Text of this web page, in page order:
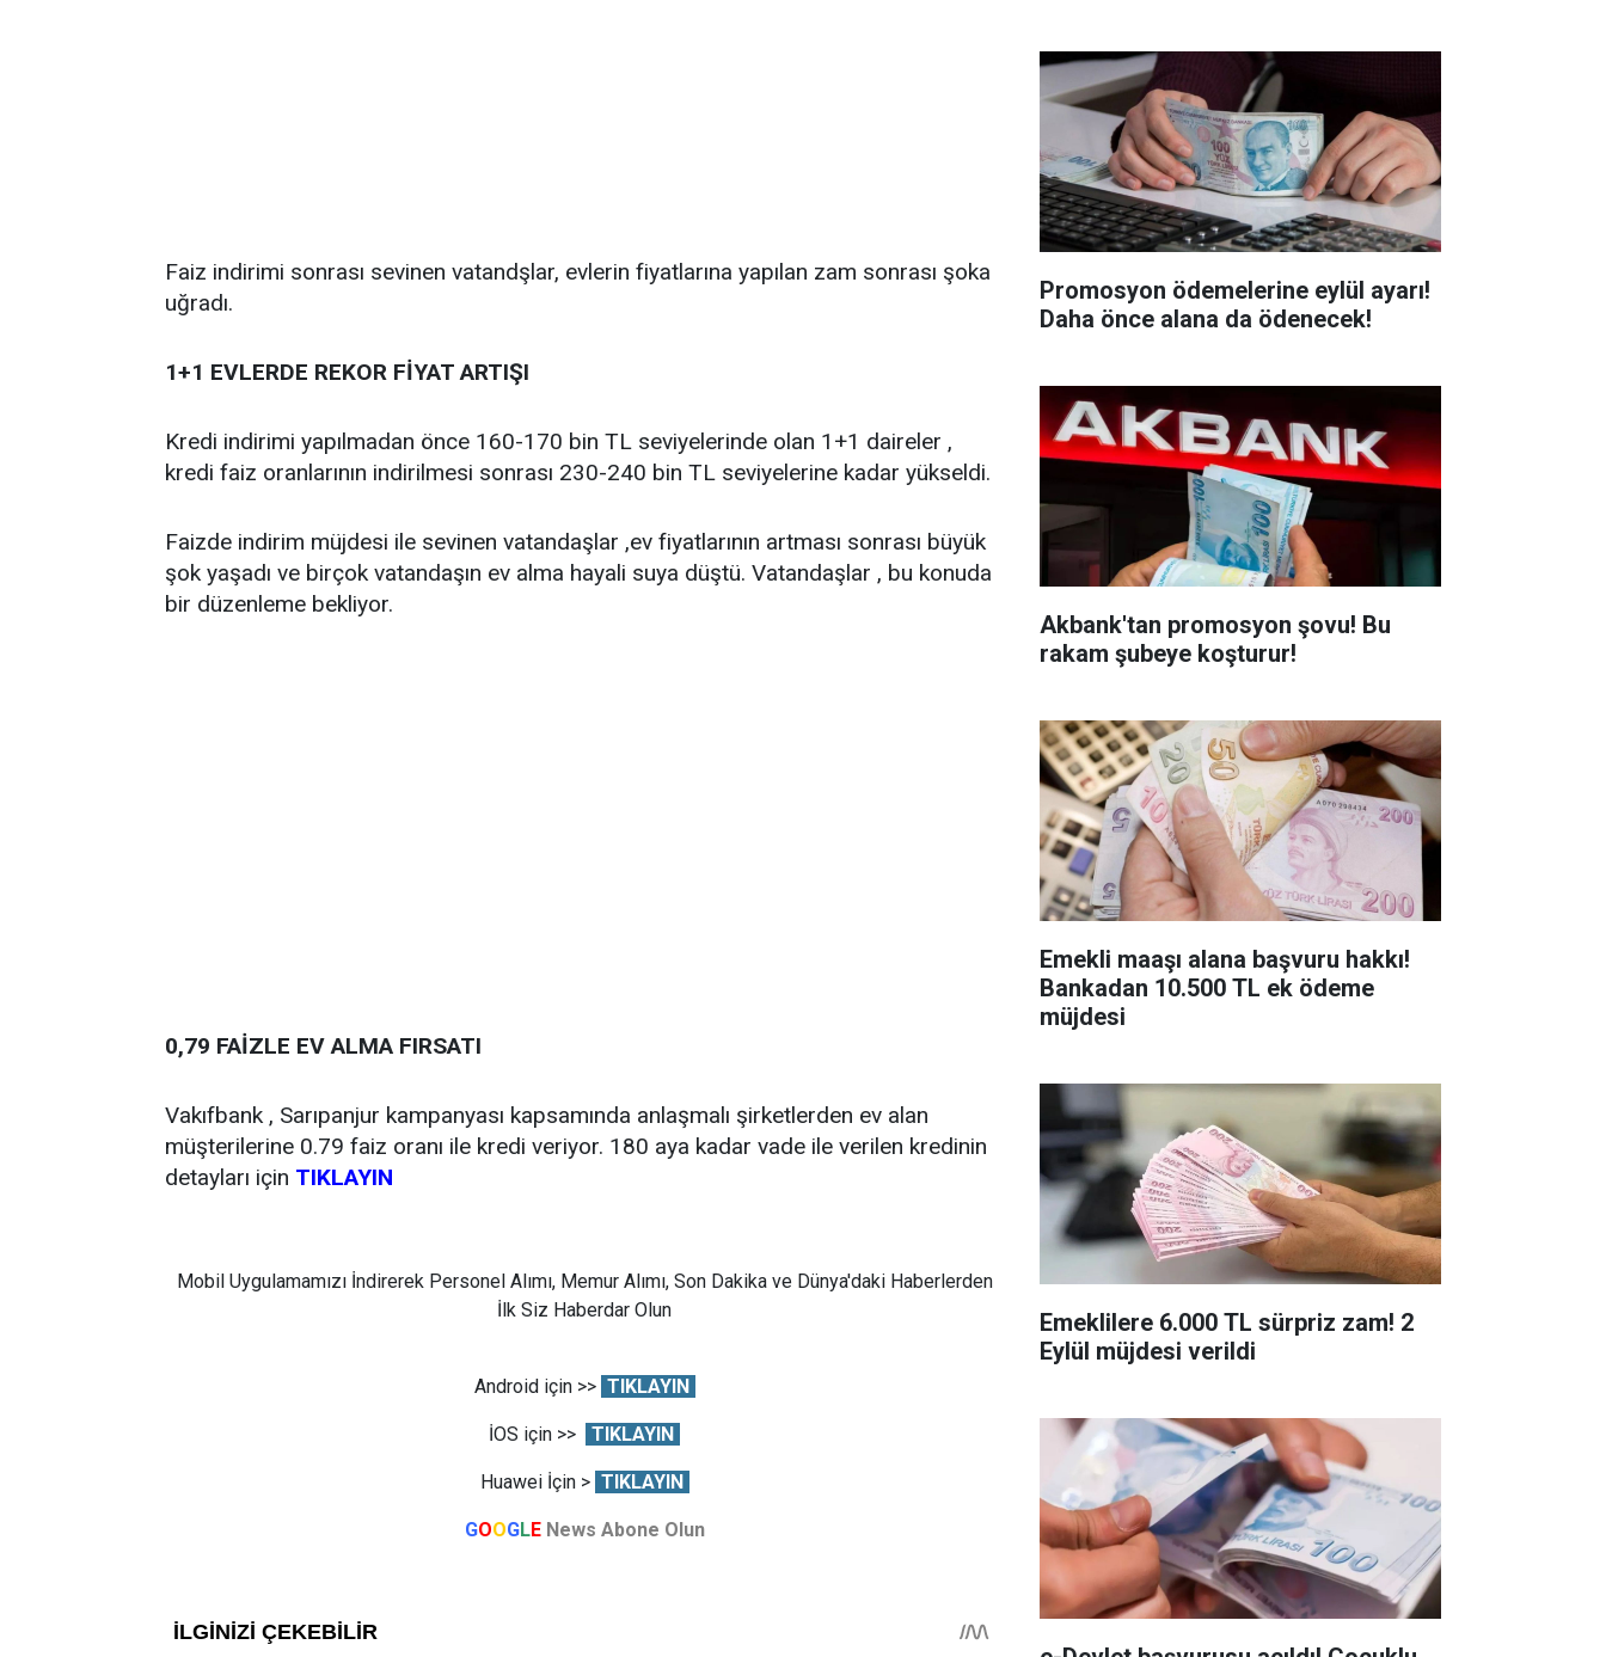
Faiz indirimi sonrası sevinen vatandşlar, evlerin fiyatlarına yapılan zam sonrası şoka
uğradı.
1+1 EVLERDE REKOR FİYAT ARTIŞI
Kredi indirimi yapılmadan önce 160-170 bin TL seviyelerinde olan 1+1 daireler ,
kredi faiz oranlarının indirilmesi sonrası 230-240 bin TL seviyelerine kadar yükseldi.
Faizde indirim müjdesi ile sevinen vatandaşlar ,ev fiyatlarının artması sonrası büyük
şok yaşadı ve birçok vatandaşın ev alma hayali suya düştü. Vatandaşlar , bu konuda
bir düzenleme bekliyor.
0,79 FAİZLE EV ALMA FIRSATI
Vakıfbank , Sarıpanjur kampanyası kapsamında anlaşmalı şirketlerden ev alan
müşterilerine 0.79 faiz oranı ile kredi veriyor. 180 aya kadar vade ile verilen kredinin
detayları için TIKLAYIN
Mobil Uygulamamızı İndirerek Personel Alımı, Memur Alımı, Son Dakika ve Dünya'daki Haberlerden
İlk Siz Haberdar Olun
Android için >> TIKLAYIN
İOS için >> TIKLAYIN
Huawei İçin > TIKLAYIN
GOOGLE News Abone Olun
Promosyon ödemelerine eylül ayarı!
Daha önce alana da ödenecek!
Akbank'tan promosyon şovu! Bu
rakam şubeye koşturur!
Emekli maaşı alana başvuru hakkı!
Bankadan 10.500 TL ek ödeme
müjdesi
Emeklilere 6.000 TL sürpriz zam! 2
Eylül müjdesi verildi